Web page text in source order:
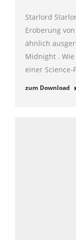
Starlord
Eroberung
ähnlich
Midnight .
einer
zum Download